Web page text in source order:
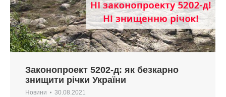
Законопроект 5202-д: як безкарно
знищити річки України
Новини 30.08.2021